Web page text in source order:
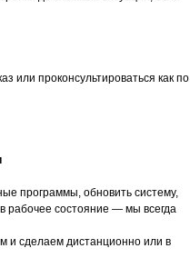
или проконсультироваться как по
программы, обновить систему,
рабочее состояние — мы всегда
и сделаем дистанционно или в